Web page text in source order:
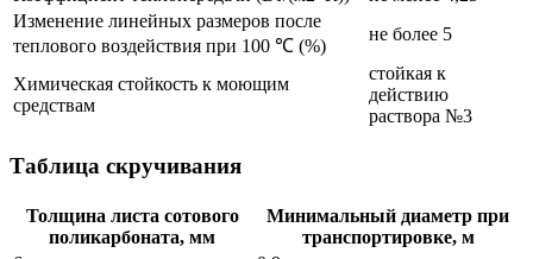
Изменение линейных размеров после
теплового воздействия при 100 ℃ (%)
не более 5
Химическая стойкость к моющим
средствам
стойкая к
действию
раствора №3
Таблица скручивания
Толщина листа сотового
поликарбоната, мм
Минимальный диаметр при
транспортировке, м